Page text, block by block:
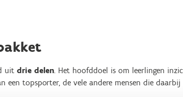
uit drie delen. Het hoofddoel is om leerlingen
een topsporter, de vele andere mensen die